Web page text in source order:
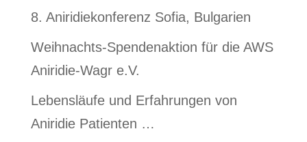
8. Aniridiekonferenz Sofia, Bulgarien
Weihnachts-Spendenaktion für die AWS
Aniridie-Wagr e.V.
Lebensläufe und Erfahrungen von
Aniridie Patienten …